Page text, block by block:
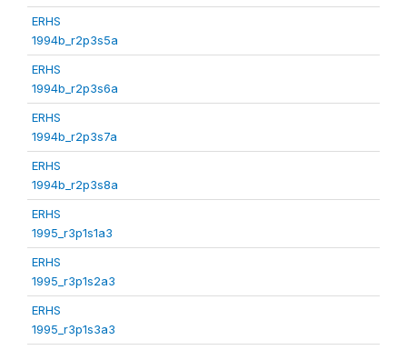
ERHS
1994b_r2p3s5a
ERHS
1994b_r2p3s6a
ERHS
1994b_r2p3s7a
ERHS
1994b_r2p3s8a
ERHS
1995_r3p1s1a3
ERHS
1995_r3p1s2a3
ERHS
1995_r3p1s3a3